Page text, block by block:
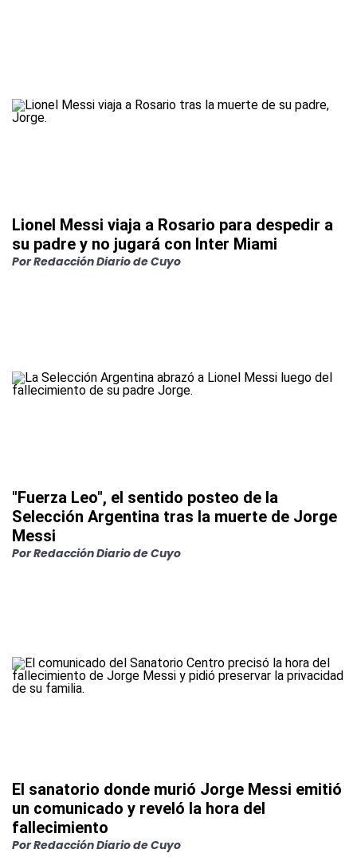
Lionel Messi viaja a Rosario para despedir a
su padre y no jugará con Inter Miami
PorRedacción Diario de Cuyo
"Fuerza Leo", el sentido posteo de la
Selección Argentina tras la muerte de Jorge
Messi
PorRedacción Diario de Cuyo
El sanatorio donde murió Jorge Messi emitió
un comunicado y reveló la hora del
fallecimiento
PorRedacción Diario de Cuyo